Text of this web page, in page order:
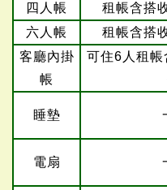
四人帳
租帳含搭
六人帳
租帳含搭
客廳內掛
帳
可住6人租
睡墊
電扇